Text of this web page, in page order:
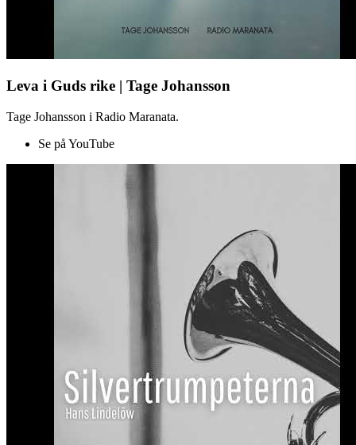
Leva i Guds rike | Tage Johansson
Tage Johansson i Radio Maranata.
Se på YouTube